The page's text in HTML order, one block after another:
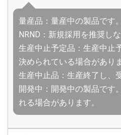
量産品：量産中の製品です。
NRND：新規採用を推奨しな
生産中止予定品：生産中止
決められている場合があり
生産中止品：生産終了し、
開発中：開発中の製品です
れる場合があります。